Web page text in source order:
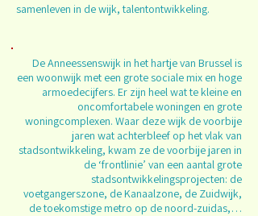
samenleven in de wijk, talentontwikkeling.
De Anneessenswijk in het hartje van Brussel is
een woonwijk met een grote sociale mix en hoge
armoedecijfers. Er zijn heel wat te kleine en
oncomfortabele woningen en grote
woningcomplexen. Waar deze wijk de voorbije
jaren wat achterbleef op het vlak van
stadsontwikkeling, kwam ze de voorbije jaren in
de ‘frontlinie’ van een aantal grote
stadsontwikkelingsprojecten: de
voetgangerszone, de Kanaalzone, de Zuidwijk,
de toekomstige metro op de noord-zuidas,…